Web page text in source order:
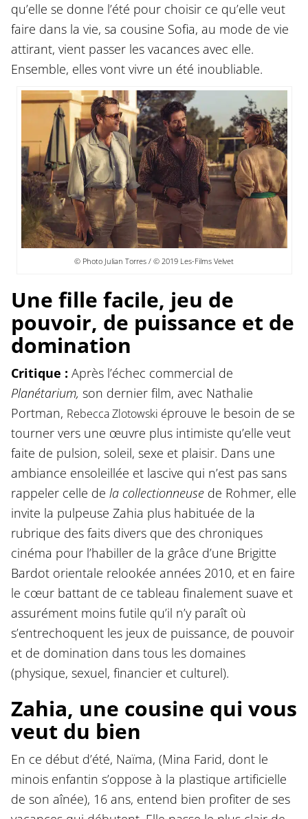
qu’elle se donne l’été pour choisir ce qu’elle veut
faire dans la vie, sa cousine Sofia, au mode de vie
attirant, vient passer les vacances avec elle.
Ensemble, elles vont vivre un été inoubliable.
© Photo Julian Torres / © 2019 Les-Films Velvet
Une fille facile, jeu de
pouvoir, de puissance et de
domination
Critique : Après l’échec commercial de
Planétarium, son dernier film, avec Nathalie
Portman, Rebecca Zlotowski éprouve le besoin de se
tourner vers une œuvre plus intimiste qu’elle veut
faite de pulsion, soleil, sexe et plaisir. Dans une
ambiance ensoleillée et lascive qui n’est pas sans
rappeler celle de la collectionneuse de Rohmer, elle
invite la pulpeuse Zahia plus habituée de la
rubrique des faits divers que des chroniques
cinéma pour l’habiller de la grâce d’une Brigitte
Bardot orientale relookée années 2010, et en faire
le cœur battant de ce tableau finalement suave et
assurément moins futile qu’il n’y paraît où
s’entrechoquent les jeux de puissance, de pouvoir
et de domination dans tous les domaines
(physique, sexuel, financier et culturel).
Zahia, une cousine qui vous
veut du bien
En ce début d’été, Naïma, (Mina Farid, dont le
minois enfantin s’oppose à la plastique artificielle
de son aînée), 16 ans, entend bien profiter de ses